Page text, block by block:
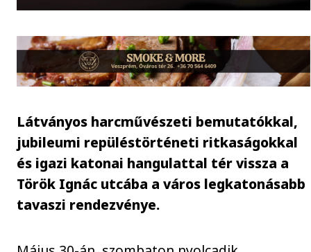
Látványos harcművészeti bemutatókkal,
jubileumi repüléstörténeti ritkaságokkal
és igazi katonai hangulattal tér vissza a
Török Ignác utcába a város legkatonásabb
tavaszi rendezvénye.